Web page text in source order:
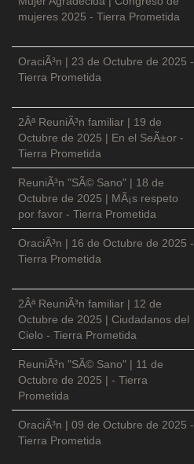
mujeres 2025 - Tierra Prometida
OraciÃ³n | 23 de Octubre de 2025 -
Tierra Prometida
2Âª ReuniÃ³n familiar | 19 de
Octubre de 2025 | En el SeÃ±or -
Tierra Prometida
ReuniÃ³n "SÃ© Sano" | 18 de
Octubre de 2025 | MÃ¡s respeto
por favor - Tierra Prometida
OraciÃ³n | 16 de Octubre de 2025 -
Tierra Prometida
2Âª ReuniÃ³n familiar | 12 de
Octubre de 2025 | Ciudadanos del
Cielo - Tierra Prometida
ReuniÃ³n "SÃ© Sano" | 11 de
Octubre de 2025 | - Tierra
Prometida
OraciÃ³n | 09 de Octubre de 2025 -
Tierra Prometida